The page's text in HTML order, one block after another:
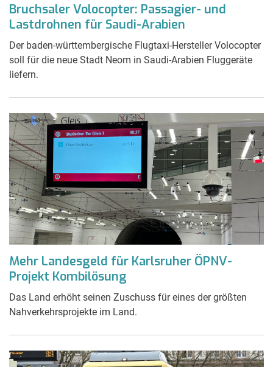
Bruchsaler Volocopter: Passagier- und
Lastdrohnen für Saudi-Arabien
Der baden-württembergische Flugtaxi-Hersteller Volocopter
soll für die neue Stadt Neom in Saudi-Arabien Fluggeräte
liefern.
Mehr Landesgeld für Karlsruher ÖPNV-
Projekt Kombilösung
Das Land erhöht seinen Zuschuss für eines der größten
Nahverkehrsprojekte im Land.